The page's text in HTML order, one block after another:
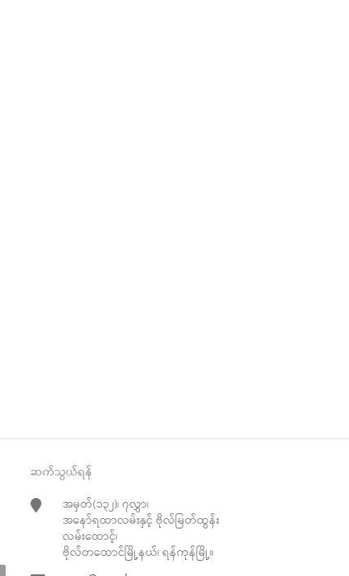
ဆက်သွယ်ရန်
အမှတ်(၁၃၂)၊ ၇လွှာ၊
အနော်ရထာလမ်းနှင့် ဗိုလ်မြတ်ထွန်း
လမ်းထောင့်၊
ဗိုလ်တထောင်မြို့နယ်၊ ရန်ကုန်မြို့။